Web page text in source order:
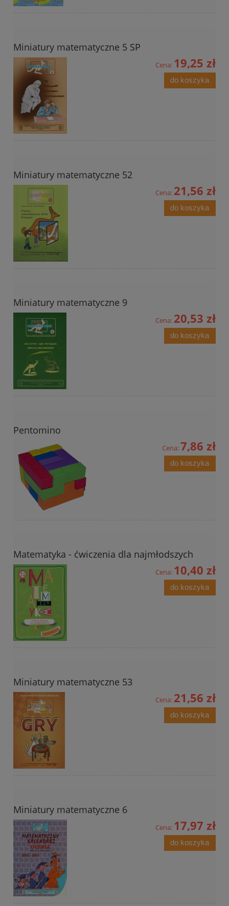
Miniatury matematyczne 5 SP
Cena: 19,25 zł
do koszyka
Miniatury matematyczne 52
Cena: 21,56 zł
do koszyka
Miniatury matematyczne 9
Cena: 20,53 zł
do koszyka
Pentomino
Cena:7,86 zł
do koszyka
Matematyka - ćwiczenia dla najmłodszych
Cena: 10,40 zł
do koszyka
Miniatury matematyczne 53
Cena: 21,56 zł
do koszyka
Miniatury matematyczne 6
Cena: 17,97 zł
do koszyka